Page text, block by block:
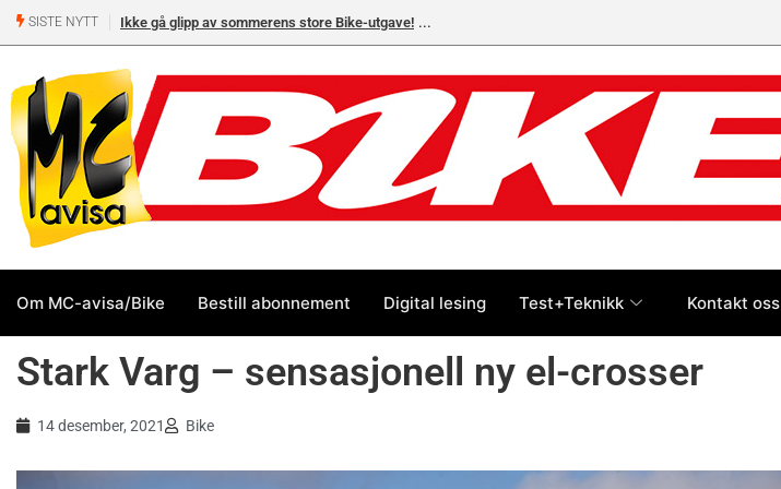
SISTE NYTT Ikke gå glipp av sommerens store Bike-utgave!
Yamaha og BMW
Om MC-avisa/Bike Bestill abonnement Digital lesing Test+Teknikk Kontakt oss
Stark Varg – sensasjonell ny el-crosser
14 desember, 2021 Bike